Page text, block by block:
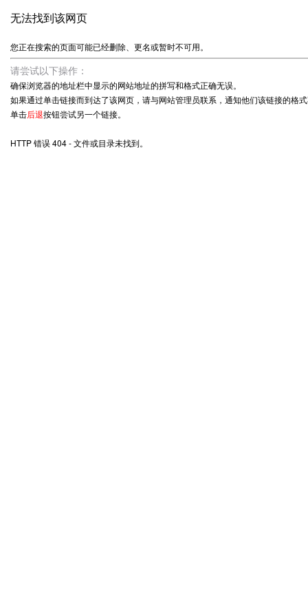
无法找到该网页
您正在搜索的页面可能已经删除、更名或暂时不可用。
请尝试以下操作：
确保浏览器的地址栏中显示的网站地址的拼写和格式正确无误。
如果通过单击链接而到达了该网页，请与网站管理员联系，通知他们该链接的格
单击后退按钮尝试另一个链接。
HTTP 错误 404 - 文件或目录未找到。